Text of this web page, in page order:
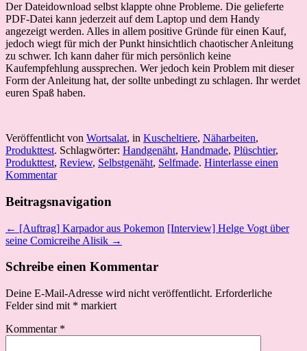
Der Dateidownload selbst klappte ohne Probleme. Die gelieferte
PDF-Datei kann jederzeit auf dem Laptop und dem Handy
angezeigt werden. Alles in allem positive Gründe für einen Kauf,
jedoch wiegt für mich der Punkt hinsichtlich chaotischer Anleitung
zu schwer. Ich kann daher für mich persönlich keine
Kaufempfehlung aussprechen. Wer jedoch kein Problem mit dieser
Form der Anleitung hat, der sollte unbedingt zu schlagen. Ihr werdet
euren Spaß haben.
Veröffentlicht von Wortsalat, in Kuscheltiere, Näharbeiten,
Produkttest. Schlagwörter: Handgenäht, Handmade, Plüschtier,
Produkttest, Review, Selbstgenäht, Selfmade. Hinterlasse einen
Kommentar
Beitragsnavigation
← [Auftrag] Karpador aus Pokemon [Interview] Helge Vogt über
seine Comicreihe Alisik →
Schreibe einen Kommentar
Deine E-Mail-Adresse wird nicht veröffentlicht. Erforderliche
Felder sind mit * markiert
Kommentar *